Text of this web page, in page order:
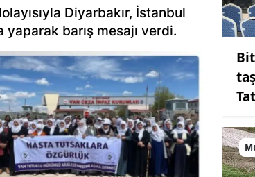
Diyarbakır, İstanbul
yaparak barış mesajı verdi.